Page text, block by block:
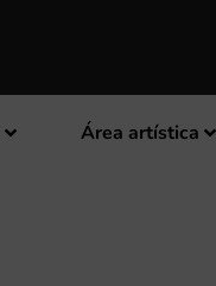
Área artística